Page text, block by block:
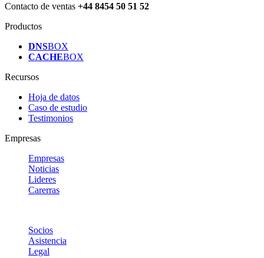
Contacto de ventas +44 8454 50 51 52
Productos
DNSBOX
CACHEBOX
Recursos
Hoja de datos
Caso de estudio
Testimonios
Empresas
Empresas
Noticias
Lideres
Carerras
Socios
Asistencia
Legal